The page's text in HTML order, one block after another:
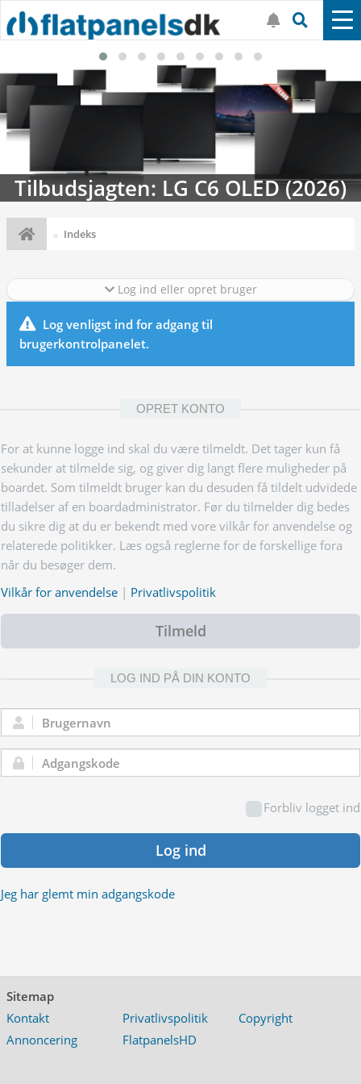
Tilbudsjagten: LG C6 OLED (2026)
Indeks
Log ind eller opret bruger
Log venligst ind for adgang til
brugerkontrolpanelet.
OPRET KONTO
For at kunne logge ind skal du være tilmeldt. Det tager kun få
sekunder at tilmelde sig, og giver dig langt flere muligheder på
boardet. Som tilmeldt bruger kan du desuden få tildelt udvidede
tilladelser af en boardadministrator. Før du tilmelder dig bedes
du sikre dig at du er bekendt med vore vilkår for anvendelse og
relaterede politikker. Læs også reglerne for de forskellige fora
når du besøger dem.
Vilkår for anvendelse | Privatlivspolitik
Tilmeld
LOG IND PÅ DIN KONTO
Brugernavn:
Adgangskode:
Forbliv logget ind
Log ind
Jeg har glemt min adgangskode
Sitemap
Kontakt
Privatlivspolitik
Copyright
Annoncering
FlatpanelsHD